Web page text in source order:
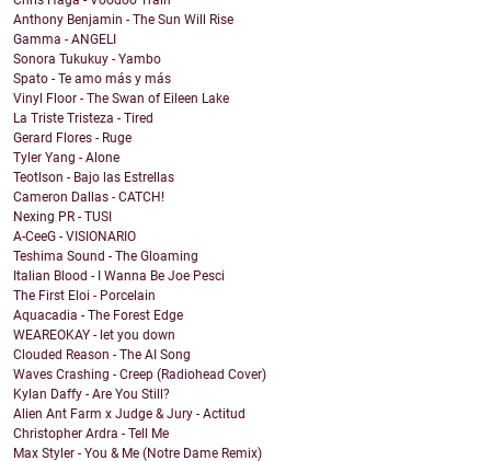
Anthony Benjamin - The Sun Will Rise
Gamma - ANGELI
Sonora Tukukuy - Yambo
Spato - Te amo más y más
Vinyl Floor - The Swan of Eileen Lake
La Triste Tristeza - Tired
Gerard Flores - Ruge
Tyler Yang - Alone
Teotlson - Bajo las Estrellas
Cameron Dallas - CATCH!
Nexing PR - TUSI
A-CeeG - VISIONARIO
Teshima Sound - The Gloaming
Italian Blood - I Wanna Be Joe Pesci
The First Eloi - Porcelain
Aquacadia - The Forest Edge
WEAREOKAY - let you down
Clouded Reason - The AI Song
Waves Crashing - Creep (Radiohead Cover)
Kylan Daffy - Are You Still?
Alien Ant Farm x Judge & Jury - Actitud
Christopher Ardra - Tell Me
Max Styler - You & Me (Notre Dame Remix)